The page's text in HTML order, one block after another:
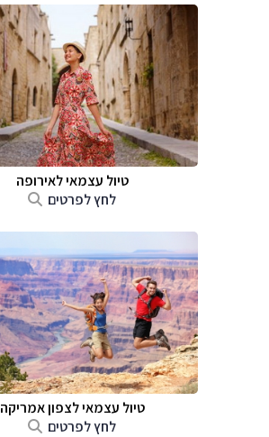
טיול עצמאי לאירופה
לחץ לפרטים
טיול עצמאי לצפון אמריקה
לחץ לפרטים